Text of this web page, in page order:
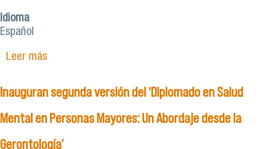
Idioma
Español
Leer mássobre Escuela de Enfermería realiza taller de
Inauguran segunda versión del ‘Diplomado en Salud
Mental en Personas Mayores: Un Abordaje desde la
Gerontología’